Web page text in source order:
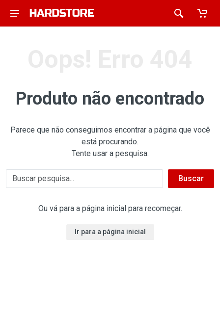
Produto não encontrado
Parece que não conseguimos encontrar a página que você
está procurando.
Tente usar a pesquisa.
Buscar
Ou vá para a página inicial para recomeçar.
Ir para a página inicial